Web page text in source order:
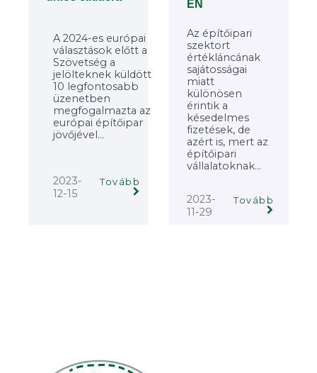
A 2024-es európai
választások előtt a
Szövetség a
jelölteknek küldött
10 legfontosabb
üzenetben
megfogalmazta az
európai építőipar
jövőjével...
2023-
12-15
Tovább
EN
Az építőipari
szektort
értékláncának
sajátosságai
miatt
különösen
érintik a
késedelmes
fizetések, de
azért is, mert az
építőipari
vállalatoknak...
2023-
11-29
Tovább